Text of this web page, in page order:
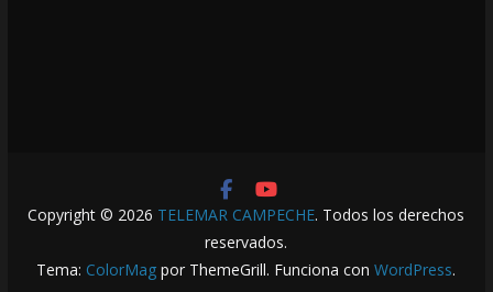
Copyright © 2026 TELEMAR CAMPECHE. Todos los derechos
reservados.
Tema: ColorMag por ThemeGrill. Funciona conWordPress.